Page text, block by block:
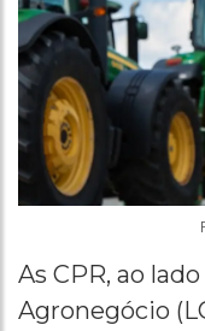
As CPR, ao
Agronegócio